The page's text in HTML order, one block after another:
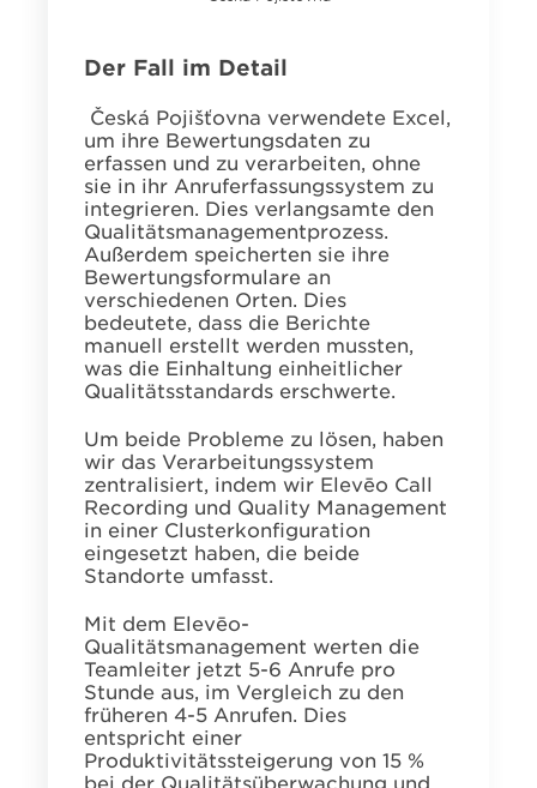
Der Fall im Detail
Česká Pojišťovna verwendete Excel,
um ihre Bewertungsdaten zu
erfassen und zu verarbeiten, ohne
sie in ihr Anruferfassungssystem zu
integrieren. Dies verlangsamte den
Qualitätsmanagementprozess.
Außerdem speicherten sie ihre
Bewertungsformulare an
verschiedenen Orten. Dies
bedeutete, dass die Berichte
manuell erstellt werden mussten,
was die Einhaltung einheitlicher
Qualitätsstandards erschwerte.
Um beide Probleme zu lösen, haben
wir das Verarbeitungssystem
zentralisiert, indem wir Elevēo Call
Recording und Quality Management
in einer Clusterkonfiguration
eingesetzt haben, die beide
Standorte umfasst.
Mit dem Elevēo-
Qualitätsmanagement werten die
Teamleiter jetzt 5-6 Anrufe pro
Stunde aus, im Vergleich zu den
früheren 4-5 Anrufen. Dies
entspricht einer
Produktivitätssteigerung von 15 %
bei der Qualitätsüberwachung und